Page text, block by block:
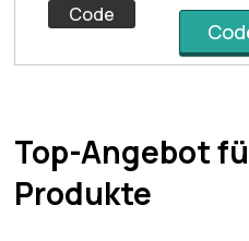
Code
Top-Angebot
Produkte